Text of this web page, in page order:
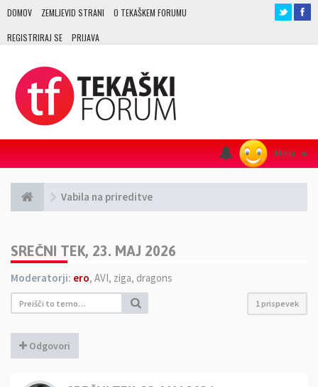
DOMOV ZEMLJEVID STRANI O TEKAŠKEM FORUMU
REGISTRIRAJ SE PRIJAVA
Menu ≡
Vabila na prireditve
SREČNI TEK, 23. MAJ 2026
Moderatorji: ero, AVI, ziga, dragons
1 prispevek
Odgovori